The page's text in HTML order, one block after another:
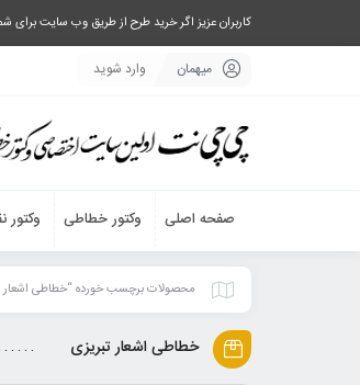
کاربران عزیز اگر خرید طرح از طریق وب سایت برای شما مقدور نیست، به شماره بله یا تلگرام
میهمان وارد شوید
صفحه اصلی وکتور خطاطی وکتور
محصولات برچسب خورده “خطاطی اشعار
خطاطی اشعار تبریزی